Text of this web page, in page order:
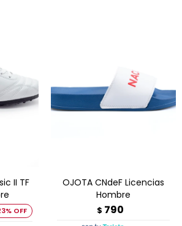
II TF
OJOTA CNdeF Licencias
Hombre
$ 790